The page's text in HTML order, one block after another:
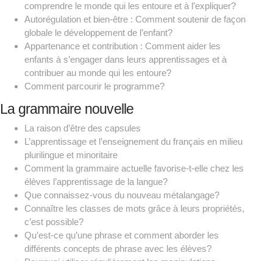
comprendre le monde qui les entoure et à l’expliquer?
Autorégulation et bien-être : Comment soutenir de façon
globale le développement de l’enfant?
Appartenance et contribution : Comment aider les
enfants à s’engager dans leurs apprentissages et à
contribuer au monde qui les entoure?
Comment parcourir le programme?
La grammaire nouvelle
La raison d’être des capsules
L’apprentissage et l’enseignement du français en milieu
plurilingue et minoritaire
Comment la grammaire actuelle favorise-t-elle chez les
élèves l’apprentissage de la langue?
Que connaissez-vous du nouveau métalangage?
Connaître les classes de mots grâce à leurs propriétés,
c’est possible?
Qu’est-ce qu’une phrase et comment aborder les
différents concepts de phrase avec les élèves?